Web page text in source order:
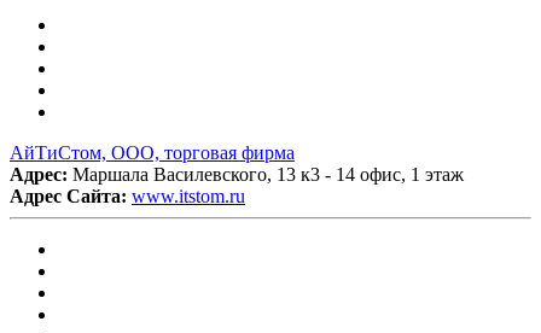
АйТиСтом, ООО, торговая фирма
Адрес: Маршала Василевского, 13 к3 - 14 офис, 1 этаж
Адрес Сайта: www.itstom.ru